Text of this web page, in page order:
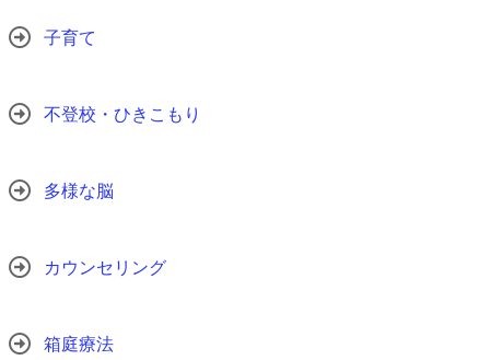
子育て
不登校・ひきこもり
多様な脳
カウンセリング
箱庭療法